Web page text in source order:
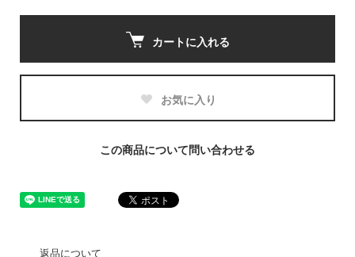
カートに入れる
お気に入り
この商品について問い合わせる
返品について